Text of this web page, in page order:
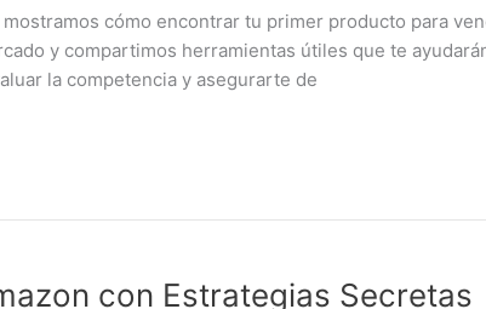
cómo encontrar tu primer producto para
y compartimos herramientas útiles que te
la competencia y asegurarte de
con Estrategias Secretas